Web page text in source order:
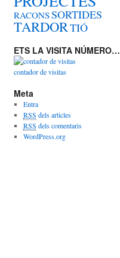
RACONSSORTIDES
TARDORTIÓ
ETS LA VISITA NÚMERO…
contador de visitas
Meta
Entra
RSS dels articles
RSS dels comentaris
WordPress.org